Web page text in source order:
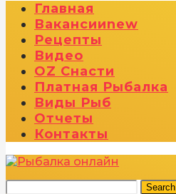
Главная
ВакансииNew
Рецепты
Видео
OZ Снасти
Платная Рыбалка
Виды Рыб
Отчеты
Контакты
Search